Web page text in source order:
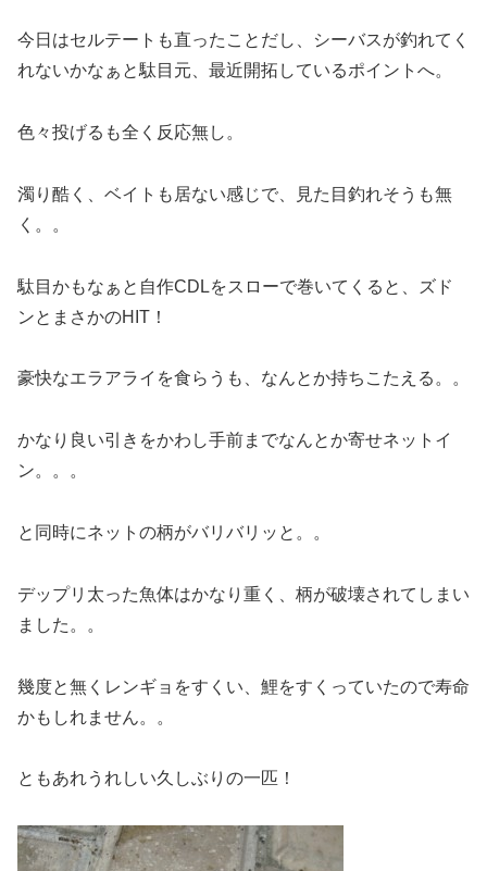
今日はセルテートも直ったことだし、シーバスが釣れてく
れないかなぁと駄目元、最近開拓しているポイントへ。
色々投げるも全く反応無し。
濁り酷く、ベイトも居ない感じで、見た目釣れそうも無
く。。
駄目かもなぁと自作CDLをスローで巻いてくると、ズド
ンとまさかのHIT！
豪快なエラアライを食らうも、なんとか持ちこたえる。。
かなり良い引きをかわし手前までなんとか寄せネットイ
ン。。。
と同時にネットの柄がバリバリッと。。
デップリ太った魚体はかなり重く、柄が破壊されてしまい
ました。。
幾度と無くレンギョをすくい、鯉をすくっていたので寿命
かもしれません。。
ともあれうれしい久しぶりの一匹！